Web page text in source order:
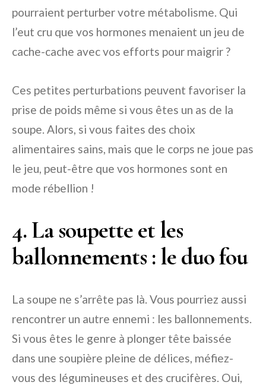
pourraient perturber votre métabolisme. Qui
l’eut cru que vos hormones menaient un jeu de
cache-cache avec vos efforts pour maigrir ?
Ces petites perturbations peuvent favoriser la
prise de poids même si vous êtes un as de la
soupe. Alors, si vous faites des choix
alimentaires sains, mais que le corps ne joue pas
le jeu, peut-être que vos hormones sont en
mode rébellion !
4. La soupette et les
ballonnements : le duo fou
La soupe ne s’arrête pas là. Vous pourriez aussi
rencontrer un autre ennemi : les ballonnements.
Si vous êtes le genre à plonger tête baissée
dans une soupière pleine de délices, méfiez-
vous des légumineuses et des crucifères. Oui,